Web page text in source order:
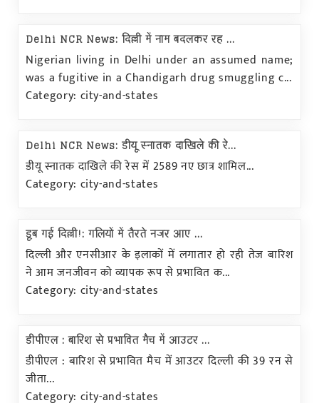
Delhi NCR News: दिल्ली में नाम बदलकर रह ...
Nigerian living in Delhi under an assumed name;
was a fugitive in a Chandigarh drug smuggling c...
Category: city-and-states
Delhi NCR News: डीयू स्नातक दाखिले की रे...
डीयू स्नातक दाखिले की रेस में 2589 नए छात्र शामिल...
Category: city-and-states
डूब गई दिल्ली!: गलियों में तैरते नजर आए ...
दिल्ली और एनसीआर के इलाकों में लगातार हो रही तेज बारिश
ने आम जनजीवन को व्यापक रूप से प्रभावित क...
Category: city-and-states
डीपीएल : बारिश से प्रभावित मैच में आउटर ...
डीपीएल : बारिश से प्रभावित मैच में आउटर दिल्ली की 39 रन से
जीता...
Category: city-and-states